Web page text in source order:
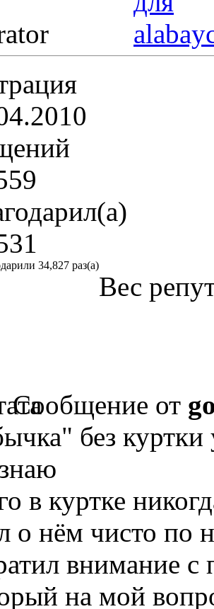
34,827 раз(а)
Вес
Сообщение от
без куртки
в куртке
о нём чисто по
внимание с
на мой